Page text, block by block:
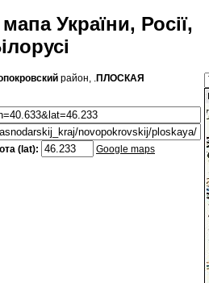
України, Росії,
район, .ПЛОСКАЯ
(lat): Google maps